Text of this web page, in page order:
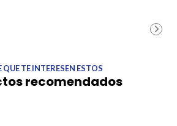
QUE TE INTERESEN ESTOS
recomendados